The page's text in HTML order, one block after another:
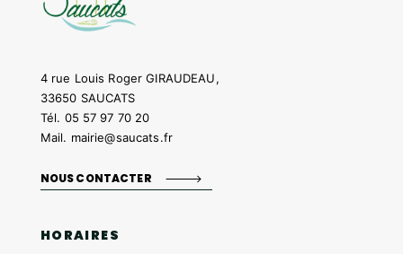
4 rue Louis Roger GIRAUDEAU,
33650 SAUCATS
Tél. 05 57 97 70 20
Mail. mairie@saucats.fr
NOUS CONTACTER
HORAIRES